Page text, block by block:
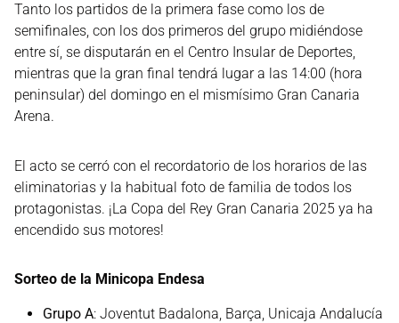
Tanto los partidos de la primera fase como los de
semifinales, con los dos primeros del grupo midiéndose
entre sí, se disputarán en el Centro Insular de Deportes,
mientras que la gran final tendrá lugar a las 14:00 (hora
peninsular) del domingo en el mismísimo Gran Canaria
Arena.
El acto se cerró con el recordatorio de los horarios de las
eliminatorias y la habitual foto de familia de todos los
protagonistas. ¡La Copa del Rey Gran Canaria 2025 ya ha
encendido sus motores!
Sorteo de la Minicopa Endesa
Grupo A: Joventut Badalona, Barça, Unicaja Andalucía